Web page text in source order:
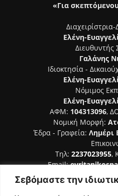
Σεβόμαστε την
«Για
Ελένη-
Διευθυντής
Γαλάνης
Ιδιοκτησία -
Ελένη-
Νόμιμος
Ελένη-
ΑΦΜ: 104313096,
Νομική Μορφή:
Έδρα - Γραφεία: Λημέρι
Τηλ: 2237023955,
Email:
Αριθμός